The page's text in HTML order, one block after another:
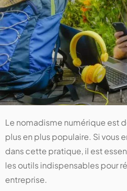
Le nomadisme numérique est
plus en plus populaire. Si vous
dans cette pratique, il est
les outils indispensables pour
entreprise.